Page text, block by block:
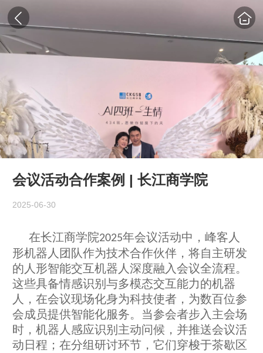
会议活动合作案例 | 长江商学院
2025-06-30
在长江商学院2025年会议活动中， 峰客人
形机器人团队作为技术合作伙伴，将自主研发
的人形智能交互机器人深度融入会议全流程。
这些具备情感识别与多模态交互能力的机器
人，在会议现场化身为科技使者，为数百位参
会成员提供智能化服务。当参会者步入主会场
时，机器人 感应识别 主动问候，并推送会议活
动 日程；在分组研讨环节，它们穿梭于茶歇区